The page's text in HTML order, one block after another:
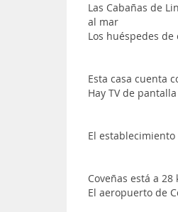
Las Cabañas de
al mar
Los huéspedes
Esta casa cuenta
Hay TV de
El
Coveñas está a 28
El aeropuerto de